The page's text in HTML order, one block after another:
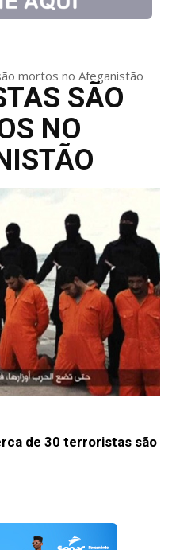
mortos no Afeganistão
SÃO
NO
de 30 terroristas são